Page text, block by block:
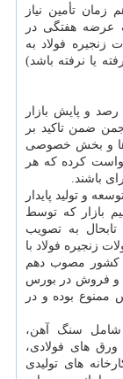
زمان تأمین نیاز
عرضه هفتگی در
فولاد به
یا نرفته باشد)
رصد و پایش بازار
ضمن تاکید بر
ها و بخش خصوصی
کرده که هر
باشند.
و تولید پایدار
بازار که توسط
به تصویب
زنجیره فولاد با
دائمی کشور مصوب دهم
و فروش در بورس
ممنوع بوده و در
شامل سنگ آهن،
ورق های فولادی،
های تولیدی